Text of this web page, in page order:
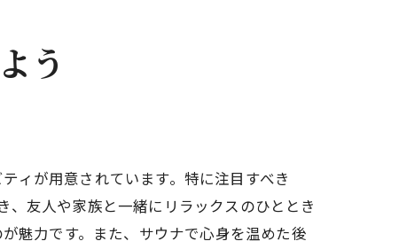
魅力
う
ィが用意されています。特に注目すべき
友人や家族と一緒にリラックスのひととき
魅力です。また、サウナで心身を温めた後